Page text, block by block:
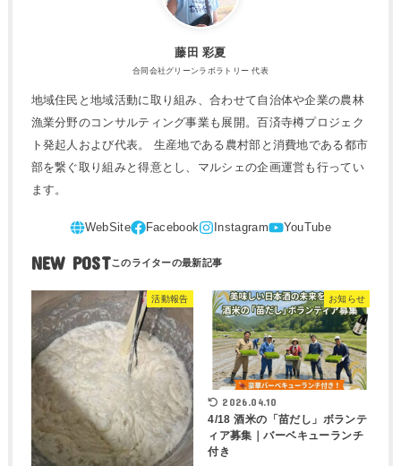
藤田 彩夏
合同会社グリーンラボラトリー 代表
地域住民と地域活動に取り組み、合わせて自治体や企業の農林
漁業分野のコンサルティング事業も展開。百済寺樽プロジェク
ト発起人および代表。 生産地である農村部と消費地である都市
部を繋ぐ取り組みと得意とし、マルシェの企画運営も行ってい
ます。
NEW POST
活動報告 お知らせ
2026.04.10
4/18 酒米の「苗だし」ボランテ
ィア募集｜バーベキューランチ
付き